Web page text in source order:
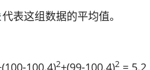
代表这组数据的平均值。
100.4)2+(99-100.4)2 = 5.2